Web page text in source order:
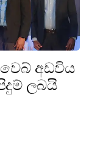
වෙබ් අඩවිය
ලබයි